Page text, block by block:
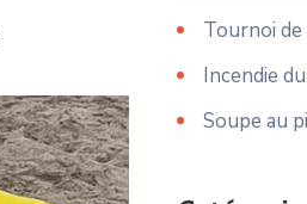
Tournoi
Incendie
Soupe au